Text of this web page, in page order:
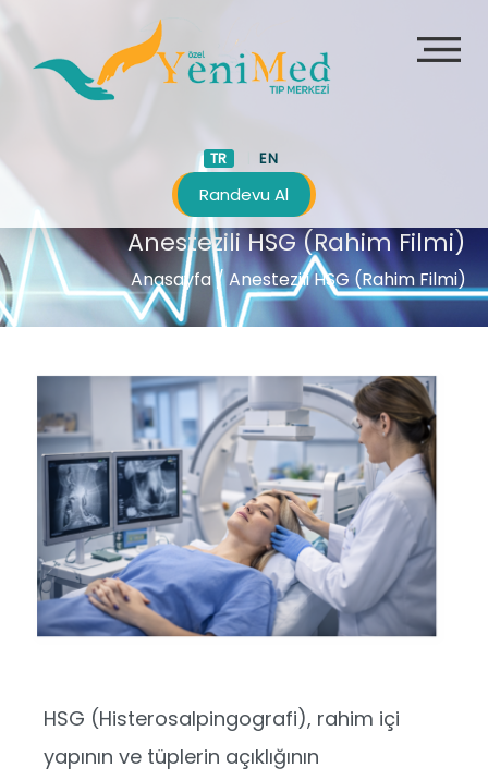
TR EN
Randevu Al
Anestezili HSG (Rahim Filmi)
Anasayfa/ Anestezili HSG (Rahim Filmi)
HSG (Histerosalpingografi), rahim içi
yapının ve tüplerin açıklığının